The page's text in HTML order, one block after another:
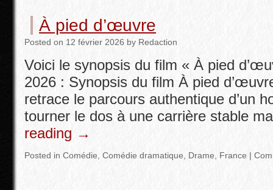
À pied d’œuvre
Posted on 12 février 2026 by Redaction
Voici le synopsis du film « À pied
2026 : Synopsis du film À pied
retrace le parcours authentique d’un
tourner le dos à une carrière stable
reading →
Posted in Comédie Comédie dramatique Drame France |